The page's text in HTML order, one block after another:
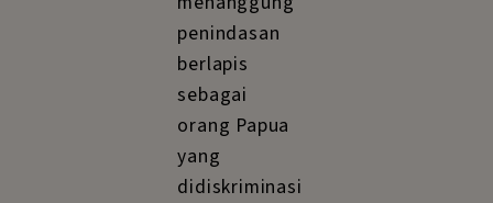
penindasan
berlapis
sebagai
orang Papua
yang
didiskriminasi